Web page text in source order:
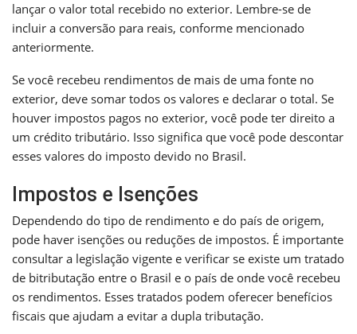
lançar o valor total recebido no exterior. Lembre-se de
incluir a conversão para reais, conforme mencionado
anteriormente.
Se você recebeu rendimentos de mais de uma fonte no
exterior, deve somar todos os valores e declarar o total. Se
houver impostos pagos no exterior, você pode ter direito a
um crédito tributário. Isso significa que você pode descontar
esses valores do imposto devido no Brasil.
Impostos e Isenções
Dependendo do tipo de rendimento e do país de origem,
pode haver isenções ou reduções de impostos. É importante
consultar a legislação vigente e verificar se existe um tratado
de bitributação entre o Brasil e o país de onde você recebeu
os rendimentos. Esses tratados podem oferecer benefícios
fiscais que ajudam a evitar a dupla tributação.